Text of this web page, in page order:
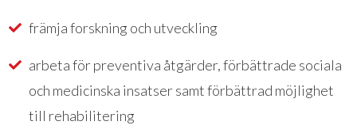
främja forskning och utveckling
arbeta för preventiva åtgärder, förbättrade sociala
och medicinska insatser samt förbättrad möjlighet
till rehabilitering